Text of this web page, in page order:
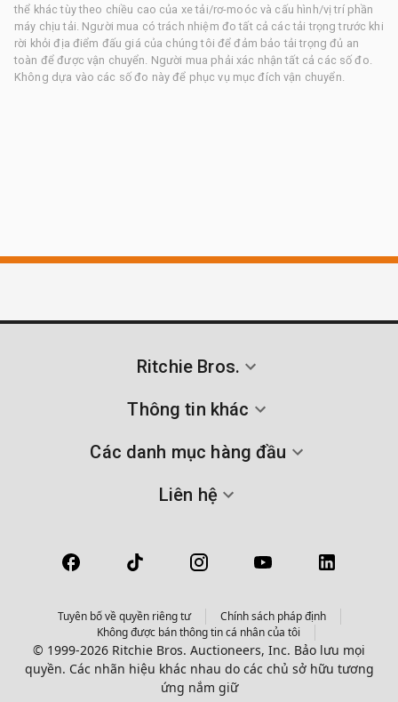
thể khác tùy theo chiều cao của xe tải/rơ-moóc và cấu hình/vị trí phần
máy chịu tải. Người mua có trách nhiệm đo tất cả các tải trọng trước khi
rời khỏi địa điểm đấu giá của chúng tôi để đảm bảo tải trọng đủ an
toàn để được vận chuyển. Người mua phải xác nhận tất cả các số đo.
Không dựa vào các số đo này để phục vụ mục đích vận chuyển.
Ritchie Bros.
Thông tin khác
Các danh mục hàng đầu
Liên hệ
Tuyên bố về quyền riêng tư
Chính sách pháp định
Không được bán thông tin cá nhân của tôi
© 1999-2026 Ritchie Bros. Auctioneers, Inc. Bảo lưu mọi
quyền. Các nhãn hiệu khác nhau do các chủ sở hữu tương
ứng nắm giữ